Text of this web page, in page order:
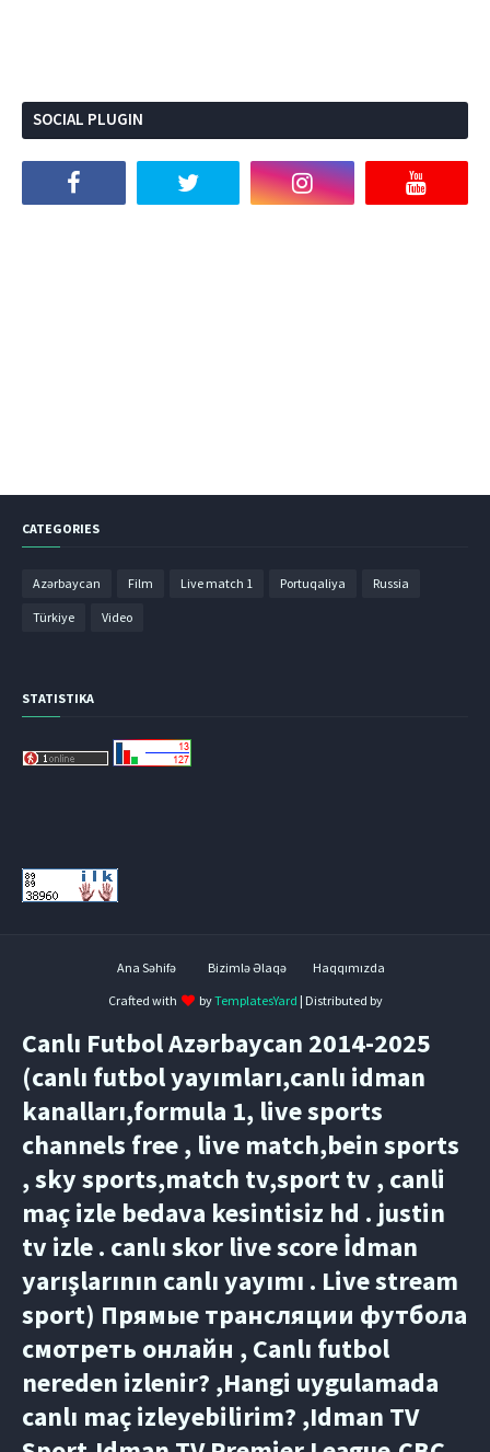
SOCIAL PLUGIN
CATEGORIES
Azərbaycan Film Live match 1 Portuqaliya Russia
Türkiye Video
STATISTIKA
Ana Səhifə Bizimlə Əlaqə
Haqqımızda
Crafted with
byTemplatesYard | Distributed by
Canlı Futbol Azərbaycan 2014-2025
(canlı futbol yayımları,canlı idman
kanalları,formula 1, live sports
channels free , live match,bein sports
, sky sports,match tv,sport tv , canli
maç izle bedava kesintisiz hd . justin
tv izle . canlı skor live score İdman
yarışlarının canlı yayımı . Live stream
sport) Прямые трансляции футбола
смотреть онлайн , Canlı futbol
nereden izlenir? ,Hangi uygulamada
canlı maç izleyebilirim? ,Idman TV